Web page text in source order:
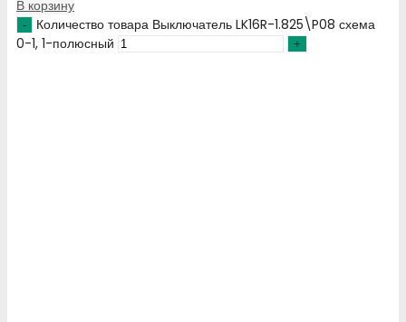
В корзину
Количество товара Выключатель LK16R-1.825\P08 схема
0-1, 1-полюсный